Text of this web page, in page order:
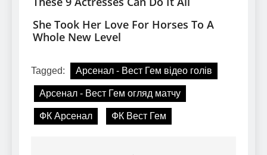
Tagged: Арсенал - Вест Гем відео голів
Арсенал - Вест Гем огляд матчу
ФК Арсенал ФК Вест Гем